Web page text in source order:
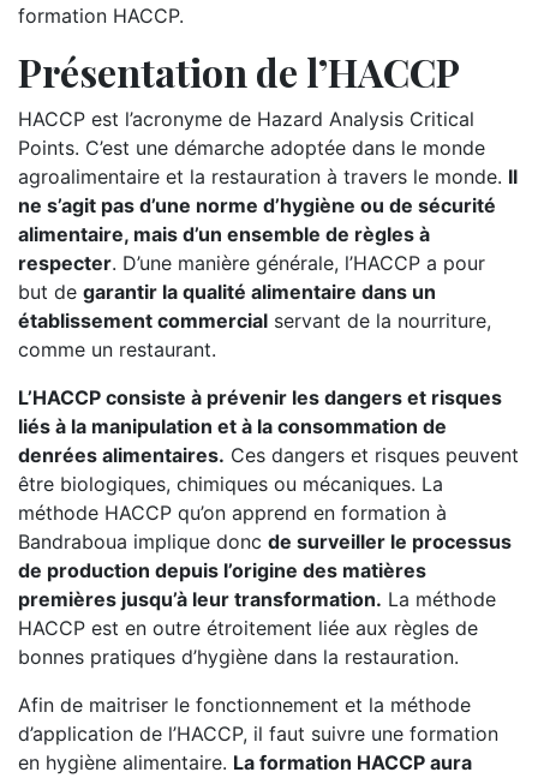
formation HACCP.
Présentation de l’HACCP
HACCP est l’acronyme de Hazard Analysis Critical
Points. C’est une démarche adoptée dans le monde
agroalimentaire et la restauration à travers le monde. Il
ne s’agit pas d’une norme d’hygiène ou de sécurité
alimentaire, mais d’un ensemble de règles à
respecter. D’une manière générale, l’HACCP a pour
but de garantir la qualité alimentaire dans un
établissement commercial servant de la nourriture,
comme un restaurant.
L’HACCP consiste à prévenir les dangers et risques
liés à la manipulation et à la consommation de
denrées alimentaires. Ces dangers et risques peuvent
être biologiques, chimiques ou mécaniques. La
méthode HACCP qu’on apprend en formation à
Bandraboua implique donc de surveiller le processus
de production depuis l’origine des matières
premières jusqu’à leur transformation. La méthode
HACCP est en outre étroitement liée aux règles de
bonnes pratiques d’hygiène dans la restauration.
Afin de maitriser le fonctionnement et la méthode
d’application de l’HACCP, il faut suivre une formation
en hygiène alimentaire. La formation HACCP aura